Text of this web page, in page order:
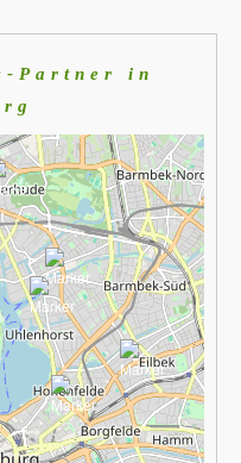
Partner in